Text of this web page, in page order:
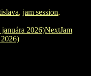
, jam session,
2026)NextJam